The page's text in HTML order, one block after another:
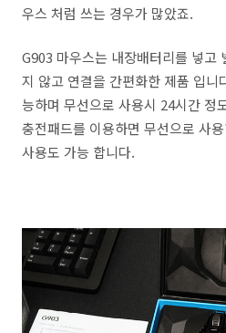
우스 처럼 쓰는 경우가 많았죠.
G903 마우스는 내장배터리를 넣고
지 않고 연결을 간편화한 제품 입
능하며 무선으로 사용시 24시간 정
충전패드를 이용하면 무선으로 사
사용도 가능 합니다.